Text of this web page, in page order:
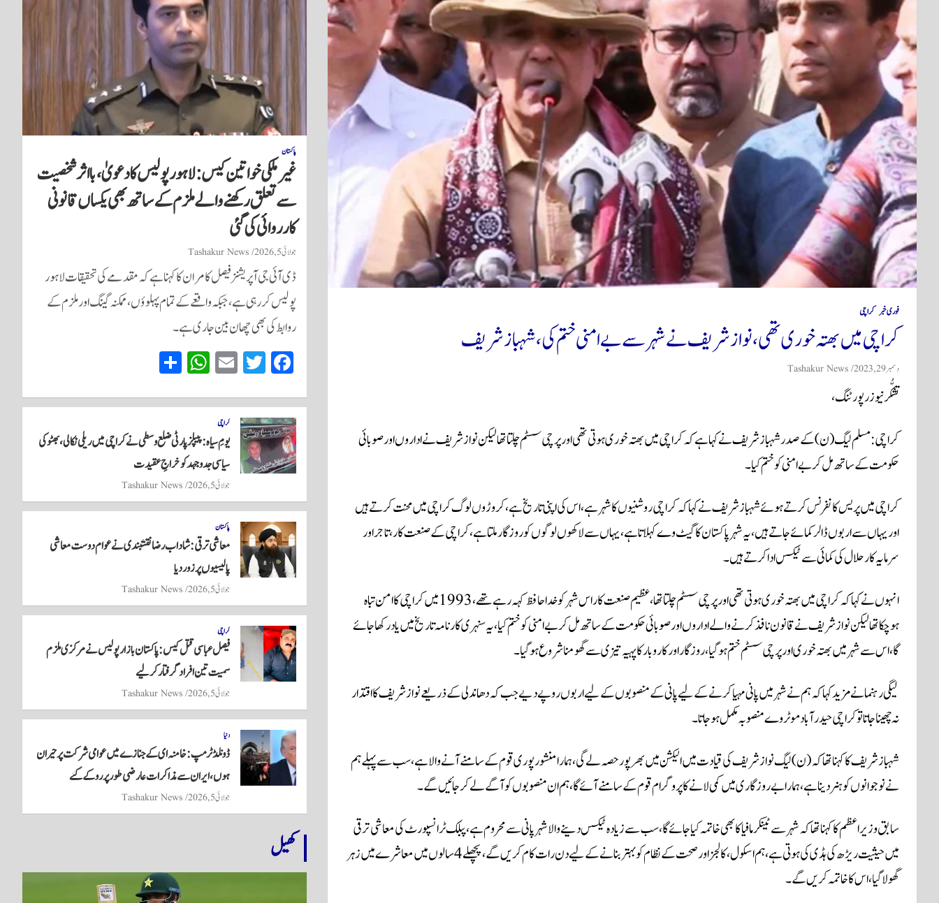
فوری خبر کراچی
کراچی میں بھتہ خوری تھی، نواز شریف نے شہر سے بے امنی ختم کی، شہباز شریف
دسمبر 29, 2023 Tashakur News
تشکُّر نیوز رپورٹنگ،
کراچی: مسلم لیگ (ن) کے صدر شہباز شریف نے کہا ہےکہ کراچی میں بھتہ خوری ہوتی تھی اور پرچی سسٹم چلتا تھا لیکن نواز شریف نے اداروں اور صوبائی
حکومت کے ساتھ مل کر بے امنی کو ختم کیا۔
کراچی میں پریس کانفرنس کرتے ہوئے شہباز شریف نے کہا کہ کراچی روشنیوں کا شہر ہے، اس کی اپنی تاریخ ہے، کروڑوں لوگ کراچی میں محنت کرتے ہیں
اور یہاں سے اربوں ڈالر کمائے جاتے ہیں، یہ شہر پاکستان کا گیٹ وے کہلاتا ہے، یہاں سے لاکھوں لوگوں کو روزگار ملتا ہے، کراچی کے صنعت کار، تاجر اور
سرمایہ کار حلال کی کمائی سے ٹیکس ادا کرتے ہیں۔
انہوں نے کہا کہ کراچی میں بھتہ خوری ہوتی تھی اورپرچی سسٹم چلتا تھا، عظیم صنعت کار اس شہر کو خدا حافظ کہہ رہے تھے، 1993 میں کراچی کا امن تباہ
ہوچکا تھا لیکن نواز شریف نے قانون نافذ کرنے والےاداروں اور صوبائی حکومت کے ساتھ مل کر بے امنی کو ختم کیا، یہ سنہری کارنامہ تاریخ میں یاد رکھا جائے
گا، اس سے شہر میں بھتہ خوری اور پرچی سسٹم ختم ہوگیا، روزگار اور کاروبار کا پہیہ تیزی سے گھومنا شروع ہوگیا۔
لیگی رہنما نے مزید کہا کہ ہم نے شہر میں پانی مہیا کرنے کے لیے پانی کے منصوبوں کے لیے اربوں روپے دیے جب کہ دھاندلی کے ذریعے نواز شریف کا اقتدار
نہ چھینا جاتا تو کراچی حیدرآباد موٹروے منصوبہ مکمل ہو جاتا۔
شہباز شریف کا کہنا تھا کہ (ن) لیگ نواز شریف کی قیادت میں الیکشن میں بھرپور حصہ لے گی، ہمارا منشور پوری قوم کے سامنے آنے والا ہے، سب سے پہلے ہم
نے نوجوانوں کو ہنر دینا ہے،ہمارا بے روزگاری میں کمی لانے کا پروگرام قوم کے سامنے آئے گا، ہم ان منصوبوں کو آگے لے کر جائیں گے۔
سابق وزیراعظم کا کہنا تھاکہ شہر سے ٹینکر مافیا کا بھی خاتمہ کیا جائے گا، سب سے زیادہ ٹیکس دینے والا شہر پانی سے محروم ہے، پبلک ٹرانسپورٹ کی معاشی ترقی
میں حیثیت ریڑھ کی ہڈی کی ہوتی ہے، ہم اسکول،کالجز اور صحت کے نظام کو بہتربنانے کے لیے دن رات کام کریں گے، پچھلے 4سالوں میں معاشرے میں زہر
گھولا گیا، اس کا خاتمہ کریں گے۔
پاکستان
غیر ملکی خواتین کیس: لاہور پولیس کا دعویٰ، بااثر شخصیت
سے تعلق رکھنے والے ملزم کے ساتھ بھی یکساں قانونی
کارروائی کی گئی
جولائی 5, 2026 Tashakur News
ڈی آئی جی آپریشنز فیصل کامران کا کہنا ہے کہ مقدمے کی تحقیقات لاہور
پولیس کر رہی ہے، جبکہ واقعے کے تمام پہلوؤں، ممکنہ گینگ اور ملزم کے
روابط کی بھی چھان بین جاری ہے۔
Fa
ce
bo
ok
T
wi
tte
r
E
m
ail
W
ha
ts
A
pp
re
کراچی
یومِ سیاہ: پیپلز پارٹی ضلع وسطی نے کراچی میں ریلی نکالی، بھٹو کی
سیاسی جدوجہد کو خراجِ عقیدت
جولائی 5, 2026 Tashakur News
پاکستان
معاشی ترقی: شاداب رضا نقشبندی نے عوام دوست معاشی
پالیسیوں پر زور دیا
جولائی 5, 2026 Tashakur News
کراچی
فیصل عباسی قتل کیس: پاکستان بازار پولیس نے مرکزی ملزم
سمیت تین افراد گرفتار کر لیے
جولائی 5, 2026 Tashakur News
دنیا
ڈونلڈ ٹرمپ: خامنہ ای کے جنازے میں عوامی شرکت پر حیران
ہوں، ایران سے مذاکرات عارضی طور پر روکے گئے
جولائی 5, 2026 Tashakur News
کھیل